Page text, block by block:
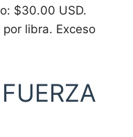
$30.00 USD.
libra. Exceso